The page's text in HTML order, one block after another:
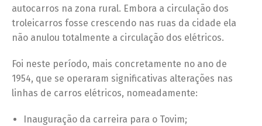
autocarros na zona rural. Embora a circulação dos
troleicarros fosse crescendo nas ruas da cidade ela
não anulou totalmente a circulação dos elétricos.
Foi neste período, mais concretamente no ano de
1954, que se operaram significativas alterações nas
linhas de carros elétricos, nomeadamente:
Inauguração da carreira para o Tovim;